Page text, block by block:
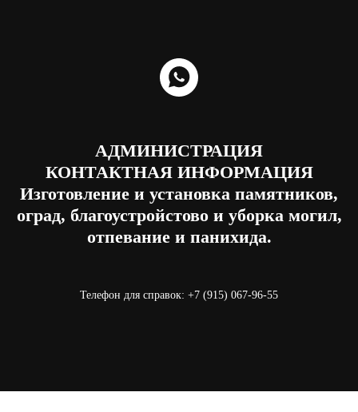
АДМИНИСТРАЦИЯ
КОНТАКТНАЯ ИНФОРМАЦИЯ
Изготовление и установка памятников,
оград, благоустройстово и уборка могил,
отпевание и панихида.
Телефон для справок: +7 (915) 067-96-55